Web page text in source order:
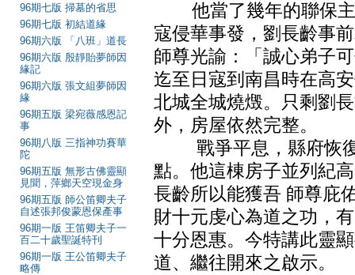
96期七版 掃墓的省思
96期七版 初結道緣
96期六版 「八班」道長
96期六版 殷靜貽夢師因
緣記
96期六版 張文組夢師因
緣
96期五版 梁宛薇感恩記
事
96期八版 三指神功賽華
陀
96期五版 無形古佛靈顯
見聞，萍鄉天空現金身
96期五版 師公笛卿夫子
自述張邦俊蒙恩保產事
96期一版 王笛卿夫子一
百二十歲聖誕特刊
96期一版 王公笛卿夫子
略傳
他當了幾年的聯保主
寇侵華事發，劉長齡事
師尊光諭：「誠心弟子
迄至日寇到南昌時在高
北城全城燒燬。只剩劉
外，房屋依然完整。
戰爭平息，縣府恢復
點。他這棟房子並列紀
長齡所以能獲吾 師尊庇
財十元虔心為道之功，
十分恩惠。今特講此靈
道、繼往開來之啟示。